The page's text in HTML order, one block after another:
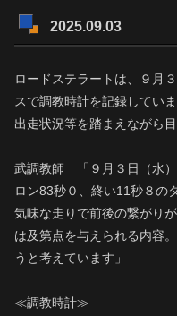
2025.09.03
ロードステラートは、９月
スで調教時計を記録してい
出走状況等を踏まえながら
武調教師 「９月３日（水
ロン83秒０、終い11秒８の
気味な走りで前後の繋がり
は及第点を与えられる内容
うと考えています」
≪調教時計≫